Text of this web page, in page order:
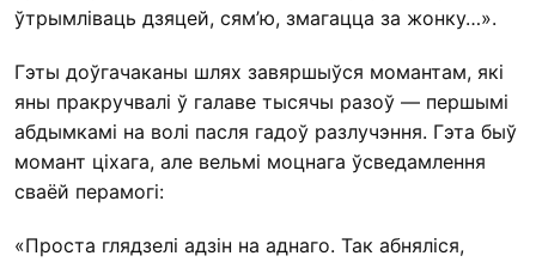
ўтрымліваць дзяцей, сям’ю, змагацца за жонку…».
Гэты доўгачаканы шлях завяршыўся момантам, які
яны пракручвалі ў галаве тысячы разоў — першымі
абдымкамі на волі пасля гадоў разлучэння. Гэта быў
момант ціхага, але вельмі моцнага ўсведамлення
сваёй перамогі:
«Проста глядзелі адзін на аднаго. Так абняліся,